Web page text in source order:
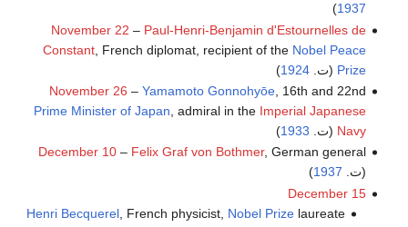
1937
)
November 22 – Paul-Henri-Benjamin d'Estournelles de
Constant, French diplomat, recipient of the Nobel Peace
Prize (ت.1924
)
November 26 – Yamamoto Gonnohyōe, 16th and 22nd
Prime Minister of Japan , admiral in the Imperial Japanese
Navy (ت. 1933
)
December 10– Felix Graf von Bothmer, German general
(ت. 1937
)
December 15
Henri Becquerel , French physicist, Nobel Prize laureate